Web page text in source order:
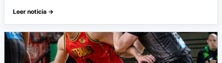
Leer noticia →